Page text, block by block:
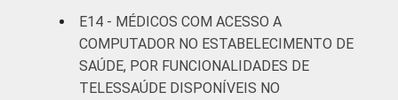
E14 - MÉDICOS COM ACESSO A
COMPUTADOR NO ESTABELECIMENTO DE
SAÚDE, POR FUNCIONALIDADES DE
TELESSAÚDE DISPONÍVEIS NO